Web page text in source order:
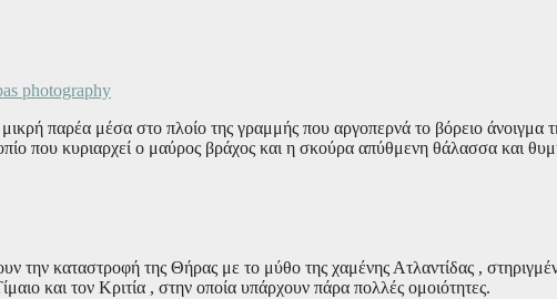
παρέα μέσα στο πλοίο της γραμμής που αργοπερνά το βόρειο άνοιγμα
που κυριαρχεί ο μαύρος βράχος και η σκούρα απύθμενη θάλασσα και
την καταστροφή της Θήρας με το μύθο της χαμένης Ατλαντίδας ,
και τον Κριτία , στην οποία υπάρχουν πάρα πολλές ομοιότητες.